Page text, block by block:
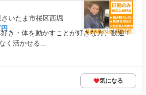
いたま市桜区西堀
き・体を動かすことが好きな方、歓迎！
く活かせる...
気になる